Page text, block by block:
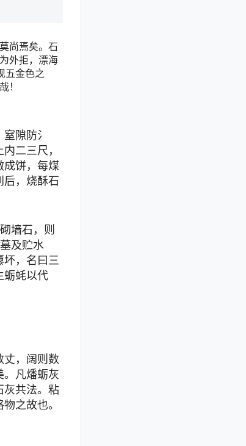
尚焉矣。石
外拒，漂海
五金色之
！
隙防氵
二三尺，
成饼，每煤
后，烧酥石
墙石，则
及贮水
坏，名曰三
蛎蚝以代
，阔则数
。凡燔蛎灰
灰共法。粘
之故也。